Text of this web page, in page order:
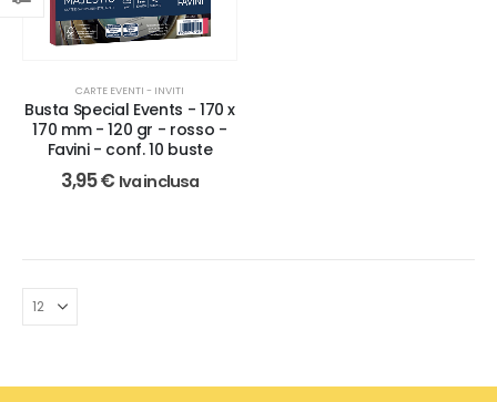
CARTE EVENTI - INVITI
Busta Special Events - 170 x
170 mm - 120 gr - rosso -
Favini - conf. 10 buste
3,95€ Iva inclusa